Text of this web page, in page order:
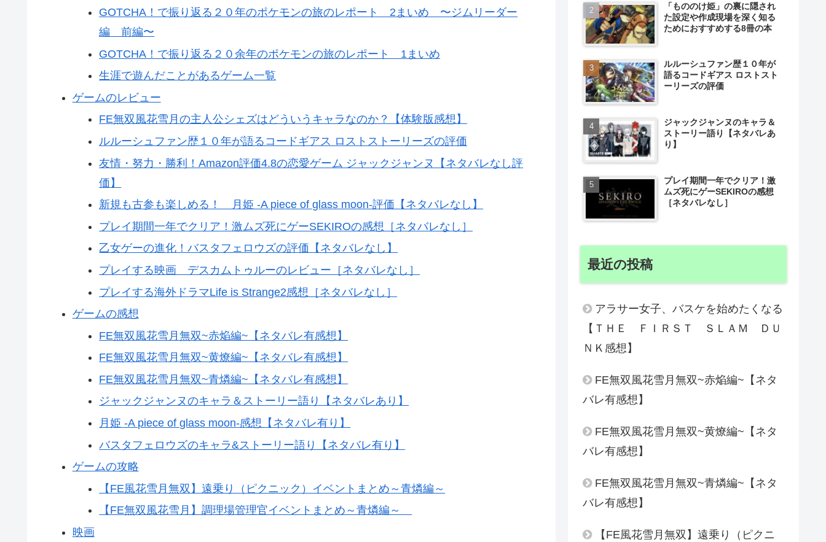
GOTCHA！で振り返る２０年のポケモンの旅のレポート 2まいめ 〜ジムリーダー
編 前編〜
GOTCHA！で振り返る２０余年のポケモンの旅のレポート 1まいめ
生涯で遊んだことがあるゲーム一覧
ゲームのレビュー
FE無双風花雪月の主人公シェズはどういうキャラなのか？【体験版感想】
ルルーシュファン歴１０年が語るコードギアス ロストストーリーズの評価
友情・努力・勝利！Amazon評価4.8の恋愛ゲーム ジャックジャンヌ【ネタバレなし評
価】
新規も古参も楽しめる！ 月姫 -A piece of glass moon-評価【ネタバレなし】
プレイ期間一年でクリア！激ムズ死にゲーSEKIROの感想［ネタバレなし］
乙女ゲーの進化！バスタフェロウズの評価【ネタバレなし】
プレイする映画 デスカムトゥルーのレビュー［ネタバレなし］
プレイする海外ドラマLife is Strange2感想［ネタバレなし］
ゲームの感想
FE無双風花雪月無双~赤焔編~【ネタバレ有感想】
FE無双風花雪月無双~黄燎編~【ネタバレ有感想】
FE無双風花雪月無双~青燐編~【ネタバレ有感想】
ジャックジャンヌのキャラ＆ストーリー語り【ネタバレあり】
月姫 -A piece of glass moon-感想【ネタバレ有り】
バスタフェロウズのキャラ&ストーリー語り【ネタバレ有り】
ゲームの攻略
【FE風花雪月無双】遠乗り（ピクニック）イベントまとめ～青燐編～
【FE無双風花雪月】調理場管理官イベントまとめ～青燐編～
映画
「もののけ姫」の裏に隠され
た設定や作成現場を深く知る
ためにおすすめする8冊の本
ルルーシュファン歴１０年が
語るコードギアス ロストスト
ーリーズの評価
ジャックジャンヌのキャラ＆
ストーリー語り【ネタバレあ
り】
プレイ期間一年でクリア！激
ムズ死にゲーSEKIROの感想
［ネタバレなし］
最近の投稿
アラサー女子、バスケを始めたくなる
【ＴＨＥ ＦＩＲＳＴ ＳＬＡＭ ＤＵ
ＮＫ感想】
FE無双風花雪月無双~赤焔編~【ネタ
バレ有感想】
FE無双風花雪月無双~黄燎編~【ネタ
バレ有感想】
FE無双風花雪月無双~青燐編~【ネタ
バレ有感想】
【FE風花雪月無双】遠乗り（ピクニ